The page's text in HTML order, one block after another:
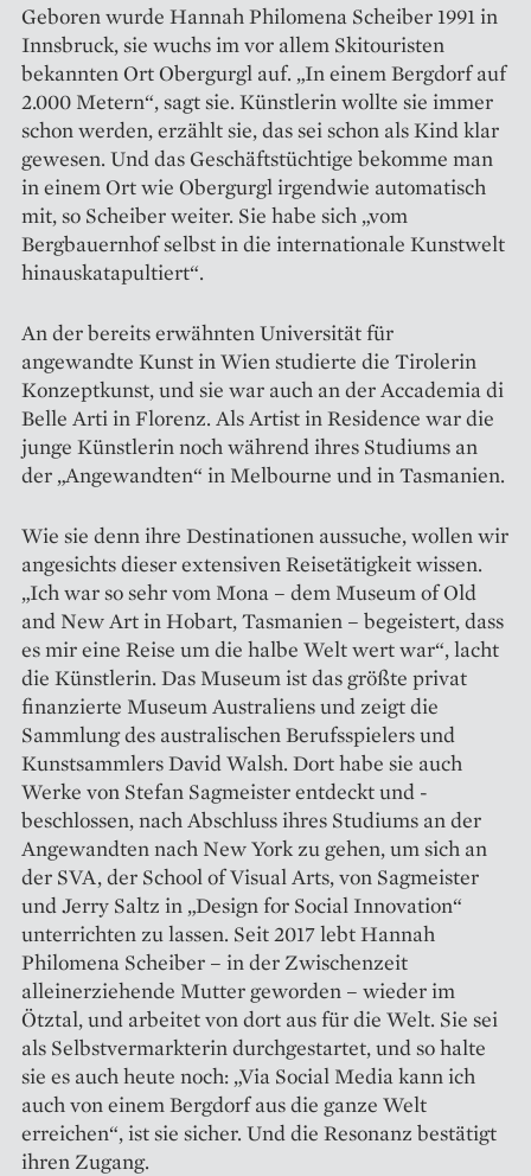
Geboren wurde Hannah Philo­mena Scheiber 1991 in
Innsbruck, sie wuchs im vor allem Skitouristen
bekannten Ort Obergurgl auf. „In einem Bergdorf auf
2.000 Metern“, sagt sie. Künstlerin wollte sie immer
schon werden, erzählt sie, das sei schon als Kind klar
gewesen. Und das Geschäftstüchtige bekomme man
in einem Ort wie Obergurgl irgendwie automatisch
mit, so Scheiber weiter. Sie habe sich „vom
Bergbauernhof selbst in die internationale Kunstwelt
hinauskatapultiert“.
An der bereits erwähnten ­Universität für
angewandte Kunst in Wien studierte die Tirolerin
Konzeptkunst, und sie war auch an der Accademia di
Belle Arti in Florenz. Als Artist in Residence war die
junge Künstlerin noch während ihres Studiums an
der „Angewandten“ in Melbourne und in Tasmanien.
Wie sie denn ihre Destinationen aussuche, wollen wir
angesichts dieser extensiven Reisetätigkeit wissen.
„Ich war so sehr vom Mona – dem Museum of Old
and New Art in Hobart, Tasmanien – begeistert, dass
es mir eine Reise um die halbe Welt wert war“, lacht
die Künstlerin. Das Museum ist das größte privat
finanzierte Museum Australiens und zeigt die
Sammlung des australischen Berufsspielers und
Kunstsammlers David Walsh. Dort habe sie auch
Werke von Stefan Sagmeister entdeckt und ­
beschlossen, nach Abschluss ihres Studiums an der
Angewandten nach New York zu gehen, um sich an
der SVA, der School of Visual Arts, von Sagmeister
und Jerry Saltz in „Design for Social Innovation“
unterrichten zu lassen. Seit 2017 lebt Hannah
Philomena Scheiber – in der Zwischenzeit
alleinerziehende Mutter ­geworden – wieder im
Ötztal, und arbeitet von dort aus für die Welt. Sie sei
als Selbstvermarkterin durchgestartet, und so halte
sie es auch heute noch: „Via Social Media kann ich
auch von einem Bergdorf aus die ganze Welt
erreichen“, ist sie sicher. Und die Resonanz bestätigt
ihren Zugang.